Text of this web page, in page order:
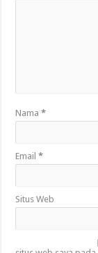
Nama*
Email*
Situs Web